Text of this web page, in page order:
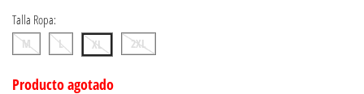
Talla Ropa:
M L XL 2XL
Producto agotado